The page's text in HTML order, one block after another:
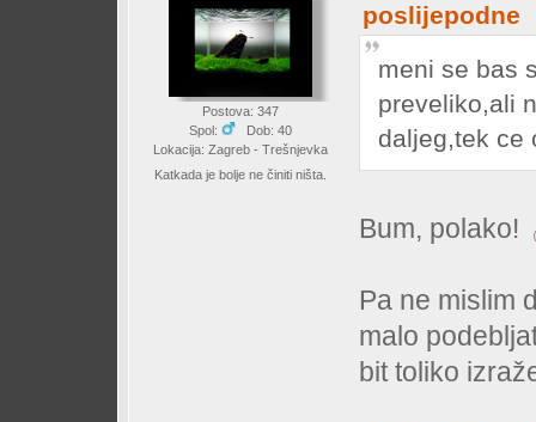
Postova: 347
Spol:
Dob: 40
Lokacija: Zagreb - Trešnjevka
Katkada je bolje ne činiti ništa.
poslijepodne
meni se bas
preveliko,ali
daljeg,tek ce
Bum, polako!
Pa ne mislim
malo
bit toliko